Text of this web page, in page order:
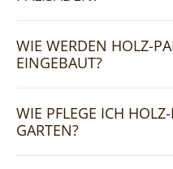
WIE WERDEN HOLZ-
EINGEBAUT?
WIE PFLEGE ICH
GARTEN?